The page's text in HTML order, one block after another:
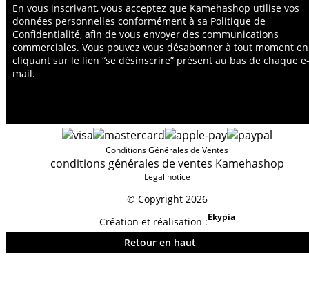
En vous inscrivant, vous acceptez que Kamehashop utilise vos
données personnelles conformément à sa Politique de
Confidentialité, afin de vous envoyer des communications
commerciales. Vous pouvez vous désabonner à tout moment en
cliquant sur le lien “se désinscrire” présent au bas de chaque e-
mail.
© Copyright 2026
Conditions Générales de Ventes
conditions générales de ventes Kamehashop
Legal notice
Création et réalisation :Ekypia
Retour en haut